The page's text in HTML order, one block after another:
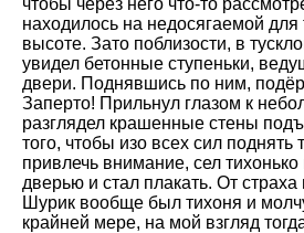
чтобы через него что-то
находилось на недосягаемой для
высоте. Зато поблизости, в
увидел бетонные ступеньки,
двери. Поднявшись по ним,
Заперто! Прильнул глазом к
разглядел крашенные стены
того, чтобы изо всех сил поднять
привлечь внимание, сел тихонько
дверью и стал плакать. От страха
Шурик вообще был тихоня и
крайней мере, на мой взгляд